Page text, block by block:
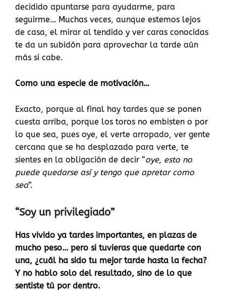
decidido apuntarse para ayudarme, para
seguirme… Muchas veces, aunque estemos lejos
de casa, el mirar al tendido y ver caras conocidas
te da un subidón para aprovechar la tarde aún
más si cabe.
Como una especie de motivación…
Exacto, porque al final hay tardes que se ponen
cuesta arriba, porque los toros no embisten o por
lo que sea, pues oye, el verte arropado, ver gente
cercana que se ha desplazado para verte, te
sientes en la obligación de decir “oye, esto no
puede quedarse así y tengo que apretar como
sea”.
“Soy un privilegiado”
Has vivido ya tardes importantes, en plazas de
mucho peso… pero si tuvieras que quedarte con
una, ¿cuál ha sido tu mejor tarde hasta la fecha?
Y no hablo solo del resultado, sino de lo que
sentiste tú por dentro.